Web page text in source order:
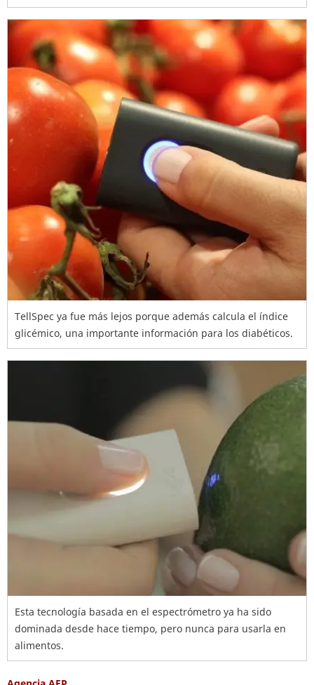
TellSpec ya fue más lejos porque además calcula el índice
glicémico, una importante información para los diabéticos.
Esta tecnología basada en el espectrómetro ya ha sido
dominada desde hace tiempo, pero nunca para usarla en
alimentos.